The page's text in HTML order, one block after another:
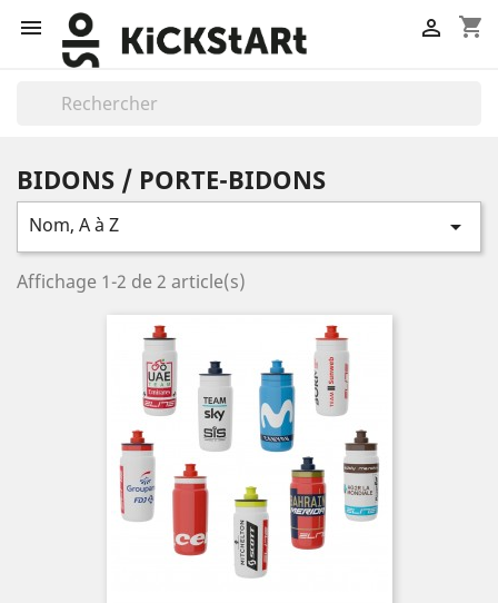
 shopping_cart

BIDONS / PORTE-BIDONS
Nom, A à Z 
Affichage 1-2 de 2 article(s)